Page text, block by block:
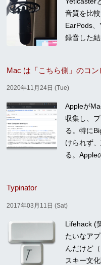
音質を比
EarPods
録音した
Mac は「こちら側」のコ
2020年11月24日 (Tue)
Appleが
収集し、
る。特に
けられず
る。Apple
Typinator
2017年03月11日 (Sat)
Lifehack (
たいなア
んだけど
スキー文